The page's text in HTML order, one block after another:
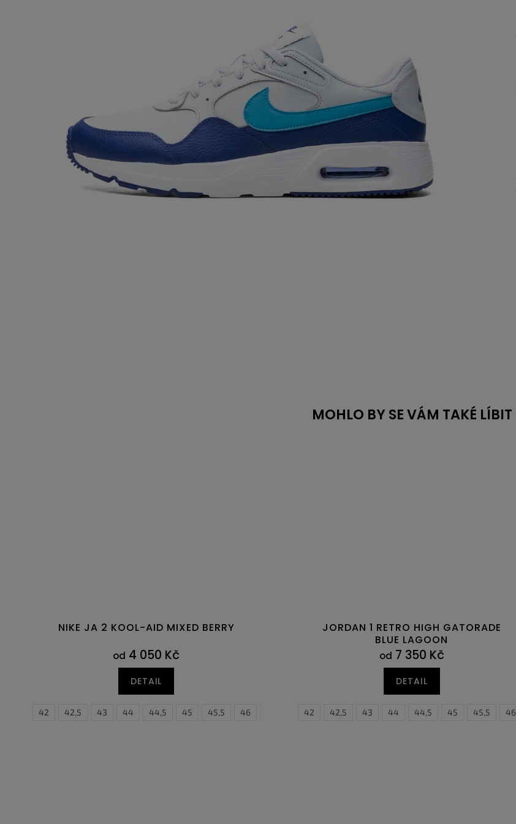
MOHLO BY SE VÁM TAKÉ LÍBIT
NIKE JA 2 KOOL-AID MIXED BERRY
od 4 050 Kč
DETAIL
42 42,5 43 44 44,5 45 45,5 46 47,5
JORDAN 1 RETRO HIGH GATORADE
BLUE LAGOON
od 7 350 Kč
DETAIL
40,5 42 42,5 43 44 44,5 45 45,5 46
37,5